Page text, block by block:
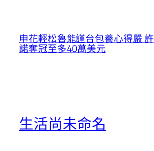
申花輕松魯能謹台包養心得嚴 許
諾奪冠至多40萬美元
生活尚未命名